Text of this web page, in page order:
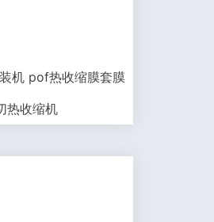
机 pof热收缩膜套膜
热收缩机